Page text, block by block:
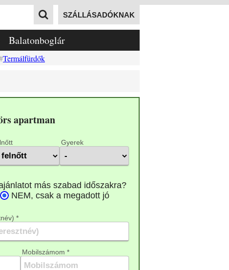
SZÁLLÁSADÓKNAK
Balatonboglár
Termálfürdők
apartman
Gyerek
*
Mobilszámom *